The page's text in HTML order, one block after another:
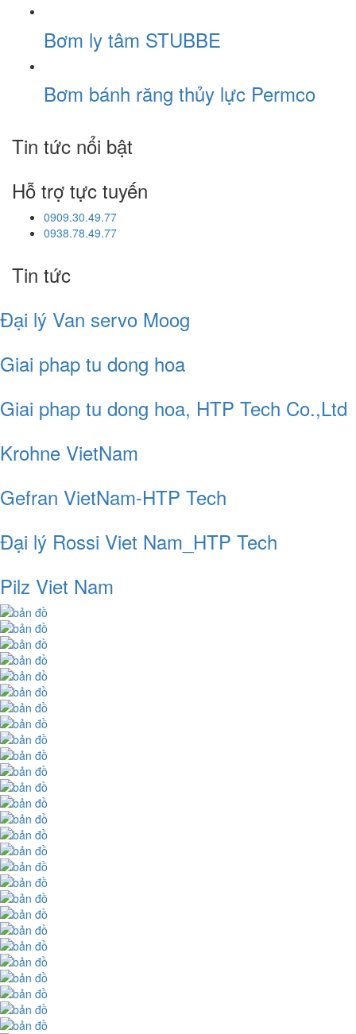
Bơm ly tâm STUBBE
Bơm bánh răng thủy lực Permco
Tin tức nổi bật
Hỗ trợ tực tuyến
0909.30.49.77
0938.78.49.77
Tin tức
Đại lý Van servo Moog
Giai phap tu dong hoa
Giai phap tu dong hoa, HTP Tech Co.,Ltd
Krohne VietNam
Gefran VietNam-HTP Tech
Đại lý Rossi Viet Nam_HTP Tech
Pilz Viet Nam